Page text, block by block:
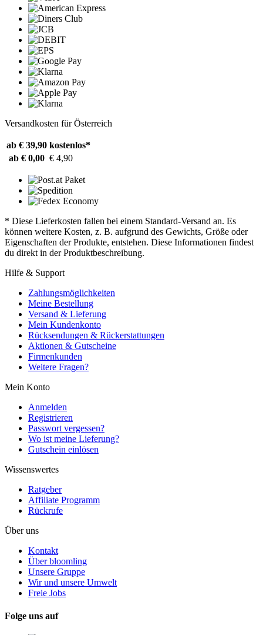
Versandkosten für Österreich
ab € 39,90 kostenlos*
ab € 0,00 € 4,90
* Diese Lieferkosten fallen bei einem Standard-Versand an. Es
können weitere Kosten, z. B. aufgrund des Gewichts, Größe oder
Eigenschaften der Produkte, entstehen. Diese Informationen findest
du direkt in der Produktbeschreibung.
Hilfe & Support
Zahlungsmöglichkeiten
Meine Bestellung
Versand & Lieferung
Mein Kundenkonto
Rücksendungen & Rückerstattungen
Aktionen & Gutscheine
Firmenkunden
Weitere Fragen?
Mein Konto
Anmelden
Registrieren
Passwort vergessen?
Wo ist meine Lieferung?
Gutschein einlösen
Wissenswertes
Ratgeber
Affiliate Programm
Rückrufe
Über uns
Kontakt
Über bloomling
Unsere Gruppe
Wir und unsere Umwelt
Freie Jobs
Folge uns auf